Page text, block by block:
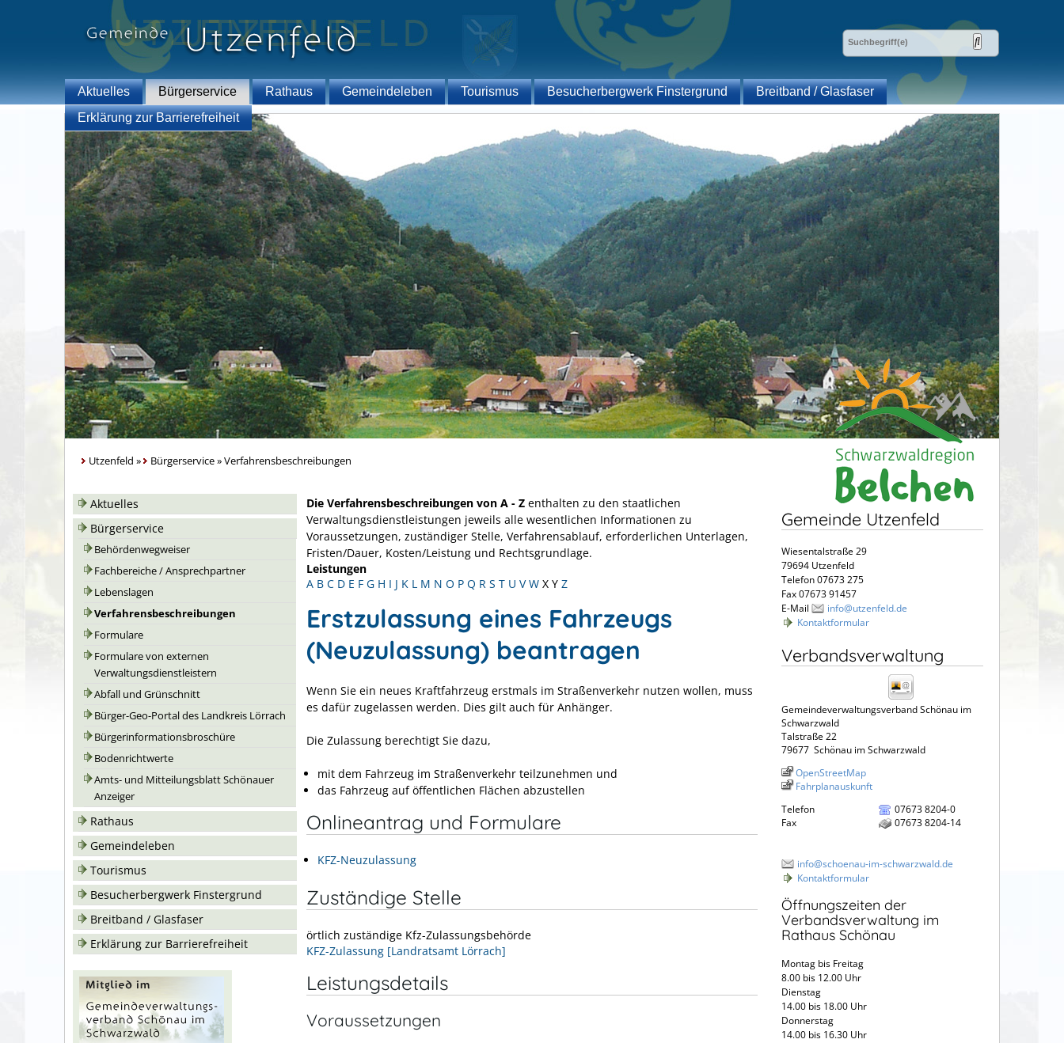
Aktuelles Bürgerservice Rathaus Gemeindeleben Tourismus Besucherbergwerk Finstergrund
Breitband / Glasfaser
Erklärung zur Barrierefreiheit
Utzenfeld » Bürgerservice»Verfahrensbeschreibungen
Aktuelles
Bürgerservice
Behördenwegweiser
Fachbereiche / Ansprechpartner
Lebenslagen
Verfahrensbeschreibungen
Formulare
Formulare von externen
Verwaltungsdienstleistern
Abfall und Grünschnitt
Bürger-Geo-Portal des Landkreis Lörrach
Bürgerinformationsbroschüre
Bodenrichtwerte
Amts- und Mitteilungsblatt Schönauer
Anzeiger
Rathaus
Gemeindeleben
Tourismus
Besucherbergwerk Finstergrund
Breitband / Glasfaser
Erklärung zur Barrierefreiheit
Die Verfahrensbeschreibungen von A - Z enthalten zu den staatlichen
Verwaltungsdienstleistungen jeweils alle wesentlichen Informationen zu
Voraussetzungen, zuständiger Stelle, Verfahrensablauf, erforderlichen Unterlagen,
Fristen/Dauer, Kosten/Leistung und Rechtsgrundlage.
Leistungen
A B C D E F G H I J K L M N O P Q R S T U V W X Y Z
Erstzulassung eines Fahrzeugs
(Neuzulassung) beantragen
Wenn Sie ein neues Kraftfahrzeug erstmals im Straßenverkehr nutzen wollen, muss
es dafür zugelassen werden. Dies gilt auch für Anhänger.
Die Zulassung berechtigt Sie dazu,
mit dem Fahrzeug im Straßenverkehr teilzunehmen und
das Fahrzeug auf öffentlichen Flächen abzustellen
Onlineantrag und Formulare
KFZ-Neuzulassung
Zuständige Stelle
örtlich zuständige Kfz-Zulassungsbehörde
KFZ-Zulassung [Landratsamt Lörrach]
Leistungsdetails
Voraussetzungen
Gemeinde Utzenfeld
Wiesentalstraße 29
79694 Utzenfeld
Telefon 07673 275
Fax 07673 91457
E-Mail
info@utzenfeld.de
Kontaktformular
Verbandsverwaltung
Gemeindeverwaltungsverband Schönau im
Schwarzwald
Talstraße 22
79677 Schönau im Schwarzwald
OpenStreetMap
Fahrplanauskunft
Telefon
07673 8204-0
Fax
07673 8204-14
info@schoenau-im-schwarzwald.de
Kontaktformular
Öffnungszeiten der
Verbandsverwaltung im
Rathaus Schönau
Montag bis Freitag
8.00 bis 12.00 Uhr
Dienstag
14.00 bis 18.00 Uhr
Donnerstag
14.00 bis 16.30 Uhr